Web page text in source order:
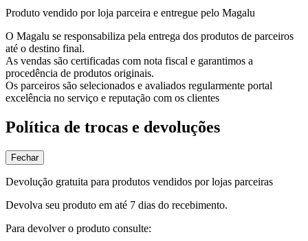
Produto vendido por loja parceira e entregue pelo Magalu
O Magalu se responsabiliza pela entrega dos produtos de parceiros
até o destino final.
As vendas são certificadas com nota fiscal e garantimos a
procedência de produtos originais.
Os parceiros são selecionados e avaliados regularmente portal
excelência no serviço e reputação com os clientes
Política de trocas e devoluções
Fechar
Devolução gratuita para produtos vendidos por lojas parceiras
Devolva seu produto em até 7 dias do recebimento.
Para devolver o produto consulte: